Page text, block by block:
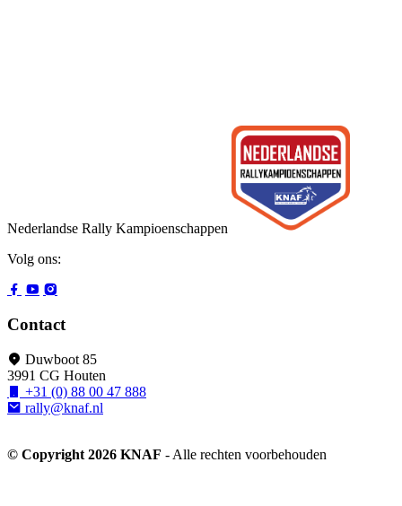
Nederlandse Rally Kampioenschappen
Volg ons:
Contact
Duwboot 85
3991 CG Houten
+31 (0) 88 00 47 888
rally@knaf.nl
© Copyright 2026 KNAF - Alle rechten voorbehouden